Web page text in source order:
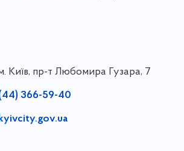
Київ, пр-т Любомира Гузара, 7
366-59-40